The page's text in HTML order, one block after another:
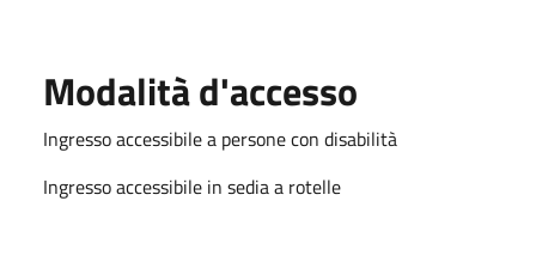
Modalità d'accesso
Ingresso accessibile a persone con disabilità
Ingresso accessibile in sedia a rotelle